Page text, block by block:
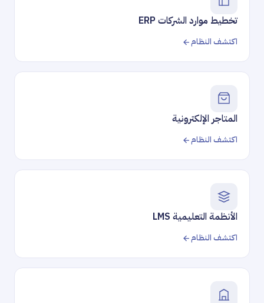
تخطيط موارد الشركات ERP
اكتشف النظام
المتاجر الإلكترونية
اكتشف النظام
الأنظمة التعليمية LMS
اكتشف النظام